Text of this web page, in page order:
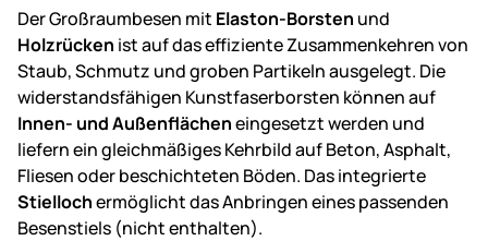
Der Großraumbesen mit Elaston-Borsten und
Holzrücken ist auf das effiziente Zusammenkehren von
Staub, Schmutz und groben Partikeln ausgelegt. Die
widerstandsfähigen Kunstfaserborsten können auf
Innen- und Außenflächeneingesetzt werden und
liefern ein gleichmäßiges Kehrbild auf Beton, Asphalt,
Fliesen oder beschichteten Böden. Das integrierte
Stiellochermöglicht das Anbringen eines passenden
Besenstiels (nicht enthalten).